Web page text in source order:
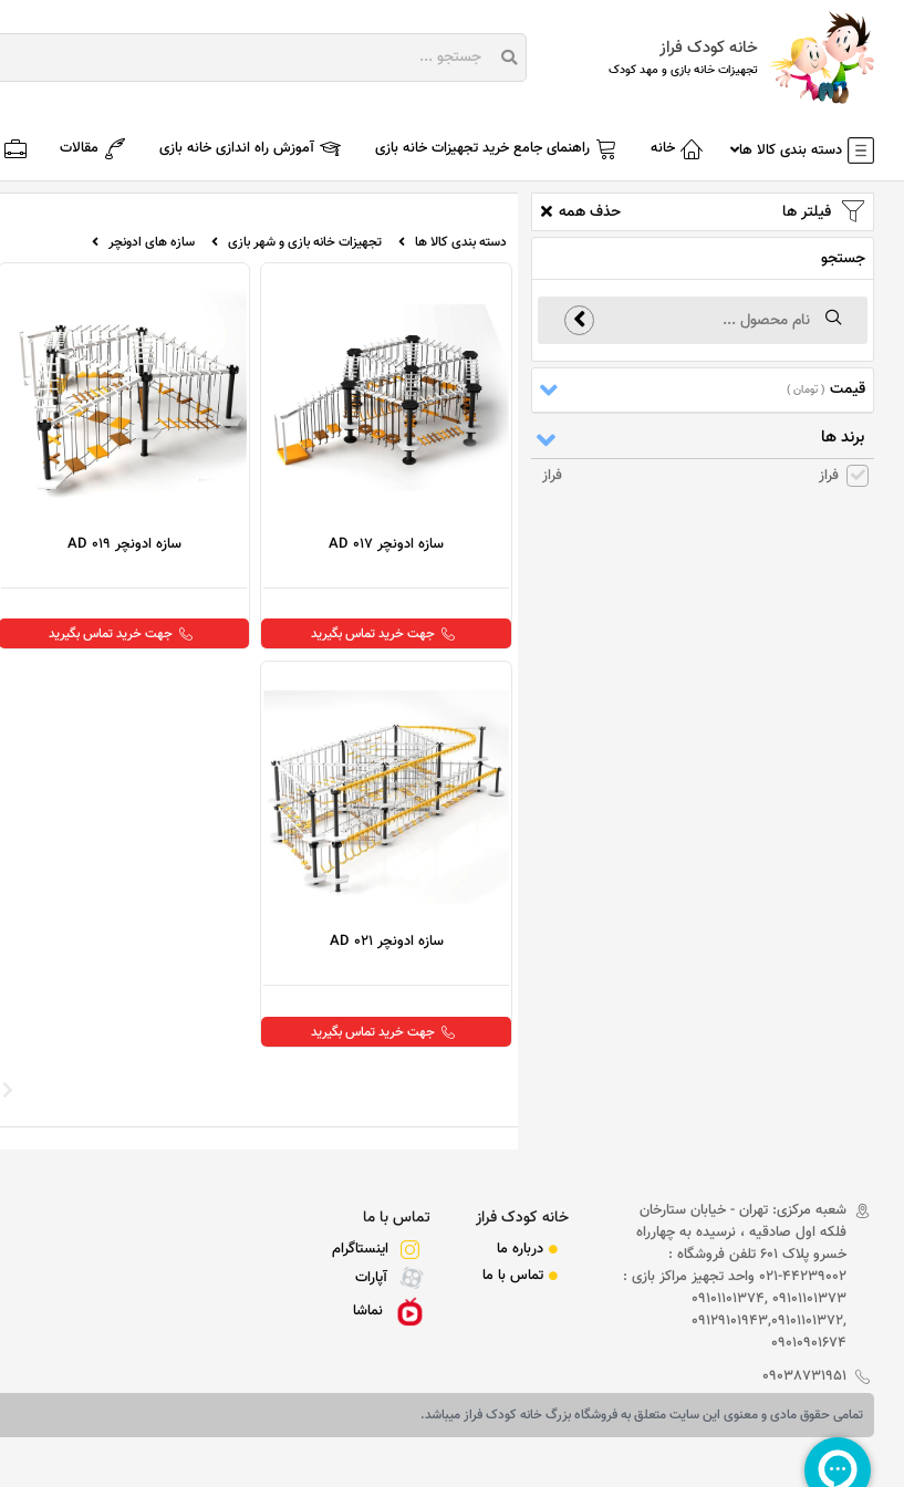
خانه کودک فراز
تجهیزات خانه بازی و مهد کودک
دسته بندی کالا ها خانه راهنمای جامع خرید تجهیزات خانه بازی آموزش راه اندازی خانه بازی مقالات
فیلتر ها
حذف همه
جستجو
قیمت ( تومان )
برند ها
فراز فراز
دسته بندی کالا ها تجهیزات خانه بازی و شهر بازی سازه های ادونچر
سازه ادونچر AD 017
جهت خرید تماس بگیرید
سازه ادونچر AD 019
جهت خرید تماس بگیرید
سازه ادونچر AD 021
جهت خرید تماس بگیرید
شعبه مرکزی: تهران - خیابان ستارخان
فلکه اول صادقیه ، نرسیده به چهارراه
خسرو پلاک 601 تلفن فروشگاه :
44239002-021 واحد تجهیز مراکز بازی :
09101101373 ,09101101374
,09129101943,09101101372
09010901674
09038731951
خانه کودک فراز
درباره ما
تماس با ما
تماس با ما
اینستاگرام
آپارات
نماشا
تمامی حقوق مادی و معنوی این سایت متعلق به فروشگاه بزرگ خانه کودک فراز میباشد.